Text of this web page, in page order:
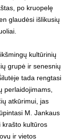
po kruopelę
glaudėsi išlikusių
kultūrinių
grupė ir senesnių
tada rengtasi
perlaidojimams,
atkūrimui, jas
M. Jankaus
krašto kultūros
ir vietos